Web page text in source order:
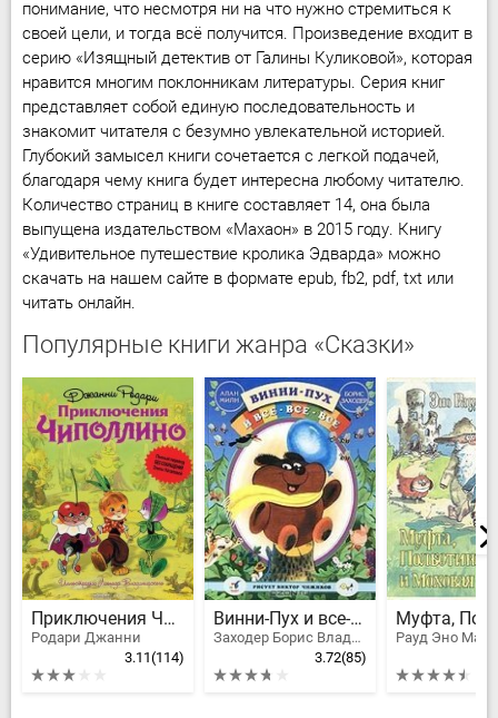
понимание, что несмотря ни на что нужно стремиться к
своей цели, и тогда всё получится. Произведение входит в
серию «Изящный детектив от Галины Куликовой», которая
нравится многим поклонникам литературы. Серия книг
представляет собой единую последовательность и
знакомит читателя с безумно увлекательной историей.
Глубокий замысел книги сочетается с легкой подачей,
благодаря чему книга будет интересна любому читателю.
Количество страниц в книге составляет 14, она была
выпущена издательством «Махаон» в 2015 году. Книгу
«Удивительное путешествие кролика Эдварда» можно
скачать на нашем сайте в формате epub, fb2, pdf, txt или
читать онлайн.
Популярные книги жанра «Сказки»
Приключения Чиполлино
Родари Джанни
3.11(114)
Винни-Пух и все-все-все
Заходер Борис Владимирович, Милн Алан Александер
3.72(85)
Рауд Эно